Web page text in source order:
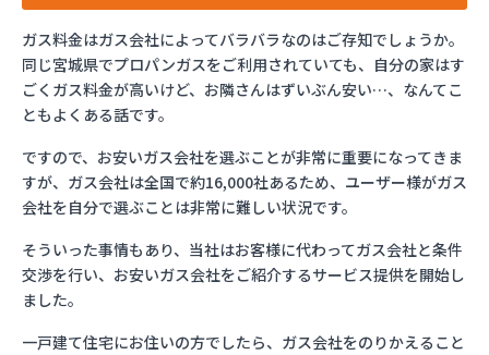
ガス料金はガス会社によってバラバラなのはご存知でしょうか。
同じ宮城県でプロパンガスをご利用されていても、自分の家はす
ごくガス料金が高いけど、お隣さんはずいぶん安い…、なんてこ
ともよくある話です。
ですので、お安いガス会社を選ぶことが非常に重要になってきま
すが、ガス会社は全国で約16,000社あるため、ユーザー様がガス
会社を自分で選ぶことは非常に難しい状況です。
そういった事情もあり、当社はお客様に代わってガス会社と条件
交渉を行い、お安いガス会社をご紹介するサービス提供を開始し
ました。
一戸建て住宅にお住いの方でしたら、ガス会社をのりかえること